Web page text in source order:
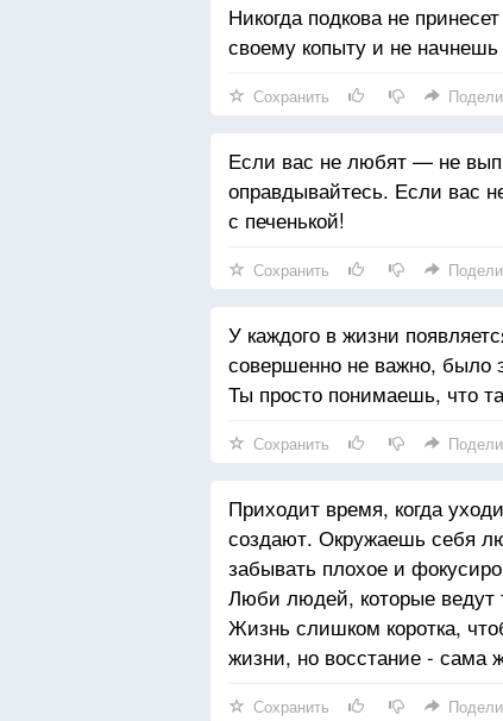
Никогда подкова не
своему копыту и не
Сохранить
Если вас не любят — не
оправдывайтесь. Если вас
с печенькой!
Сохранить
У каждого в жизни
совершенно не важно, было
Ты просто понимаешь, что
Сохранить
Приходит время, когда
создают. Окружаешь себя
забывать плохое и
Люби людей, которые ведут
Жизнь слишком коротка,
жизни, но восстание - сама
Сохранить